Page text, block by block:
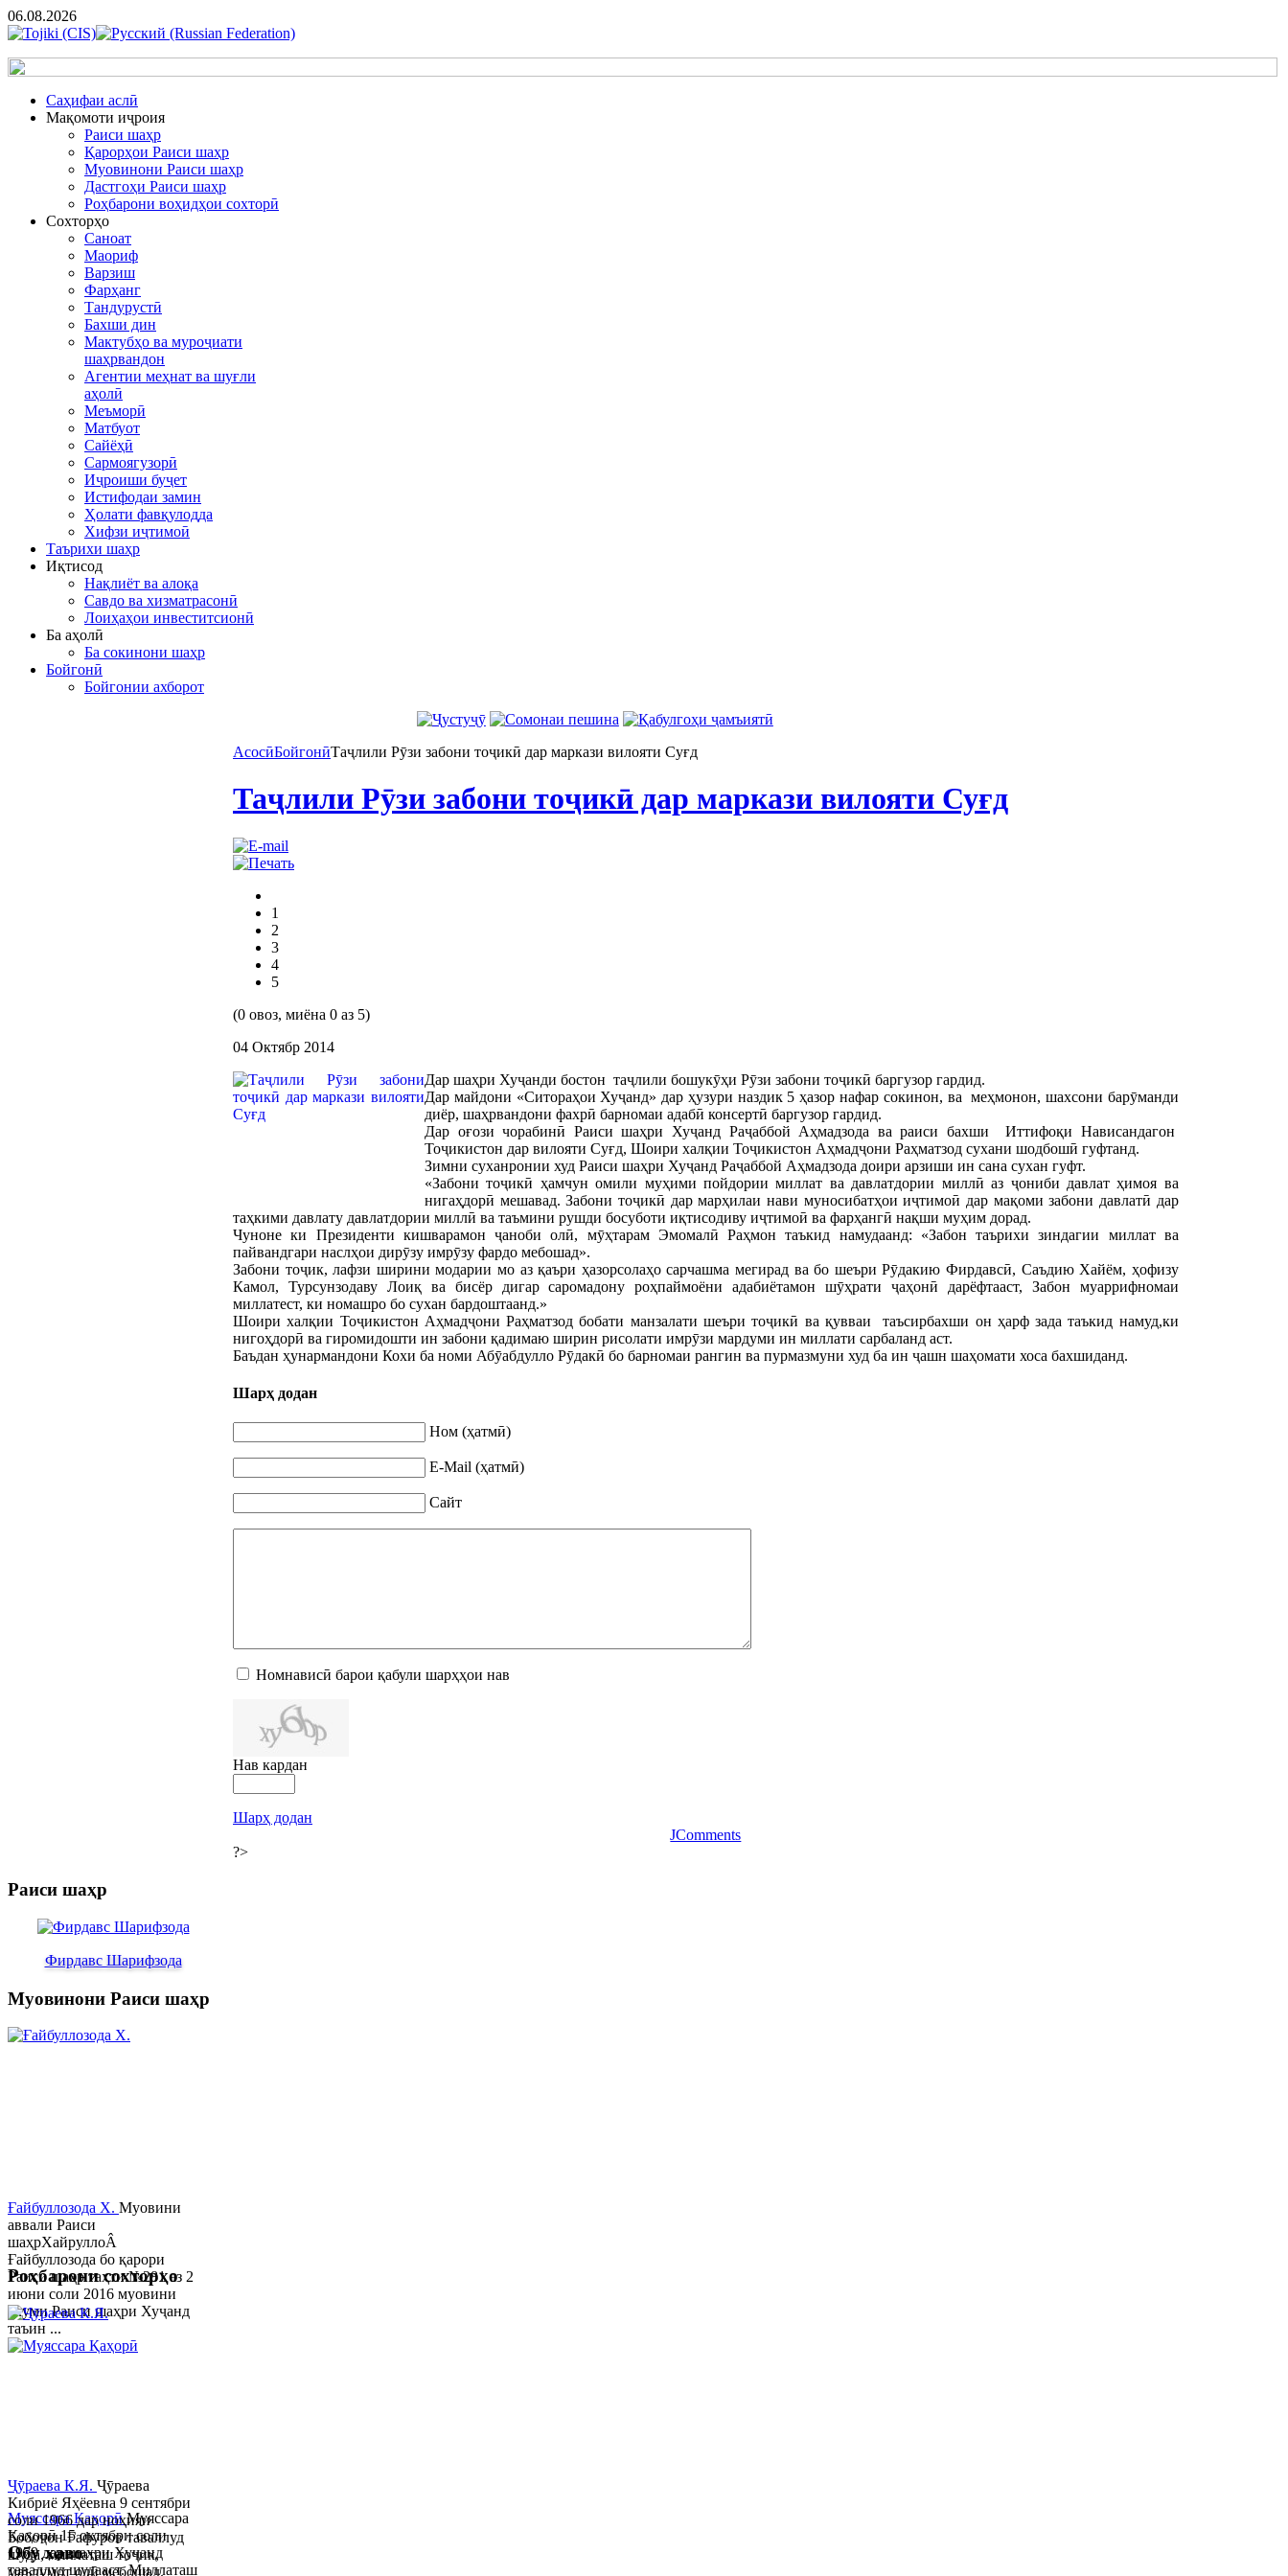
06.08.2026
Cаҳифаи аслӣ
Мақомоти иҷроия
Раиси шаҳр
Қарорҳои Раиси шаҳр
Муовинони Раиси шаҳр
Дастгоҳи Раиси шаҳр
Роҳбарони воҳидҳои сохторӣ
Сохторҳо
Саноат
Маориф
Варзиш
Фарҳанг
Тандурустӣ
Бахши дин
Мактубҳо ва муроҷиати
шаҳрвандон
Агентии меҳнат ва шуғли
аҳолӣ
Меъморӣ
Матбуот
Сайёҳӣ
Сармоягузорӣ
Иҷроиши буҷет
Истифодаи замин
Ҳолати фавқулодда
Хифзи иҷтимоӣ
Таърихи шаҳр
Иқтисод
Нақлиёт ва алоқа
Савдо ва хизматрасонӣ
Лоиҳаҳои инвеститсионӣ
Ба аҳолӣ
Ба сокинони шаҳр
Бойгонӣ
Бойгонии ахборот
АсосӣБойгонӣТаҷлили Рӯзи забони тоҷикӣ дар маркази вилояти Суғд
Таҷлили Рӯзи забони тоҷикӣ дар маркази вилояти Суғд
1
2
3
4
5
(0 овоз, миёна 0 аз 5)
04 Октябр 2014
Дар шаҳри Хуҷанди бостон таҷлили бошукӯҳи Рӯзи забони тоҷикӣ баргузор гардид.
Дар майдони «Ситораҳои Хуҷанд» дар ҳузури наздик 5 ҳазор нафар сокинон, ва меҳмонон, шахсони барӯманди
диёр, шаҳрвандони фахрӣ барномаи адабӣ консертӣ баргузор гардид.
Дар оғози чорабинӣ Раиси шаҳри Хуҷанд Раҷаббой Аҳмадзода ва раиси бахши Иттифоқи Нависандагон
Тоҷикистон дар вилояти Суғд, Шоири халқии Тоҷикистон Аҳмадҷони Раҳматзод сухани шодбошӣ гуфтанд.
Зимни суханронии худ Раиси шаҳри Хуҷанд Раҷаббой Аҳмадзода доири арзиши ин сана сухан гуфт.
«Забони тоҷикӣ ҳамчун омили муҳими пойдории миллат ва давлатдории миллӣ аз ҷониби давлат ҳимоя ва
нигаҳдорӣ мешавад. Забони тоҷикӣ дар марҳилаи нави муносибатҳои иҷтимоӣ дар мақоми забони давлатӣ дар
таҳкими давлату давлатдории миллӣ ва таъмини рушди босуботи иқтисодиву иҷтимоӣ ва фарҳангӣ нақши муҳим дорад.
Чуноне ки Президенти кишварамон ҷаноби олӣ, мӯҳтарам Эмомалӣ Раҳмон таъкид намудаанд: «Забон таърихи зиндагии миллат ва
пайвандгари наслҳои дирӯзу имрӯзу фардо мебошад».
Забони тоҷик, лафзи ширини модарии мо аз қаъри ҳазорсолаҳо сарчашма мегирад ва бо шеъри Рӯдакию Фирдавсӣ, Саъдию Хайём, ҳофизу
Камол, Турсунзодаву Лоиқ ва бисёр дигар саромадону роҳпаймоёни адабиётамон шӯҳрати ҷаҳонӣ дарёфтааст, Забон муаррифномаи
миллатест, ки номашро бо сухан бардоштаанд.»
Шоири халқии Тоҷикистон Аҳмадҷони Раҳматзод бобати манзалати шеъри тоҷикӣ ва қувваи таъсирбахши он ҳарф зада таъкид намуд,ки
нигоҳдорӣ ва гиромидошти ин забони қадимаю ширин рисолати имрӯзи мардуми ин миллати сарбаланд аст.
Баъдан ҳунармандони Кохи ба номи Абӯабдулло Рӯдакӣ бо барномаи рангин ва пурмазмуни худ ба ин ҷашн шаҳомати хоса бахшиданд.
Шарҳ додан
Ном (ҳатмӣ)
E-Mail (ҳатмӣ)
Сайт
Номнависӣ барои қабули шарҳҳои нав
Нав кардан
Шарҳ додан
JComments
?>
Раиси шаҳр
Фирдавс Шарифзода
Муовинони Раиси шаҳр
Ғайбуллозода Х. Муовини
аввали Раиси
шаҳрХайруллоÂ
Ғайбуллозода бо қарори
Раиси шаҳр таҳти №281 аз 2
июни соли 2016 муовини
якуми Раиси шаҳри Хуҷанд
таъин ...
Муяссара ҚаҳорӣМуяссара
Қаҳорӣ 15 октябри соли
1979 дар шаҳри Хуҷанд
таваллуд шудааст. Миллаташ
Роҳбарони сохторҳо
Ҷӯраева К.Я. Ҷӯраева
Кибриё Яҳёевна 9 сентябри
соли 1966 дар ноҳияи
Бобоҷон Ғафуров таваллуд
шуда, миллаташ тоҷик,
маълумот олӣ мебошад.
Обу хаво